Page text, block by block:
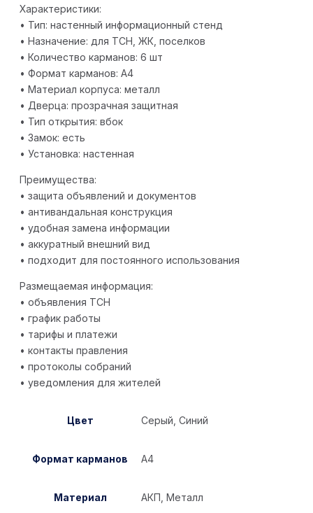
Характеристики:
• Тип: настенный информационный стенд
• Назначение: для ТСН, ЖК, поселков
• Количество карманов: 6 шт
• Формат карманов: А4
• Материал корпуса: металл
• Дверца: прозрачная защитная
• Тип открытия: вбок
• Замок: есть
• Установка: настенная
Преимущества:
• защита объявлений и документов
• антивандальная конструкция
• удобная замена информации
• аккуратный внешний вид
• подходит для постоянного использования
Размещаемая информация:
• объявления ТСН
• график работы
• тарифы и платежи
• контакты правления
• протоколы собраний
• уведомления для жителей
Цвет Серый, Синий
Формат карманов А4
Материал АКП, Металл